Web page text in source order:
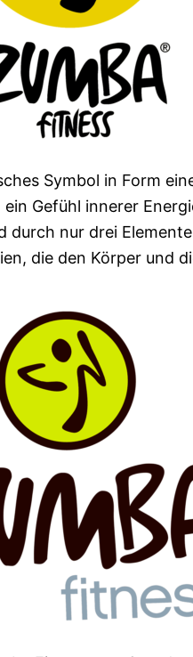
Symbol in Form
Gefühl innerer
durch nur drei
die den Körper und